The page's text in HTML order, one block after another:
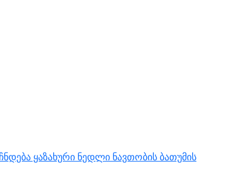
ყაზახური ნედლი ნავთობის ბათუმის